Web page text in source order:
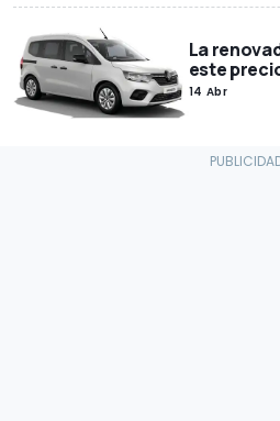
La
este
14 Abr